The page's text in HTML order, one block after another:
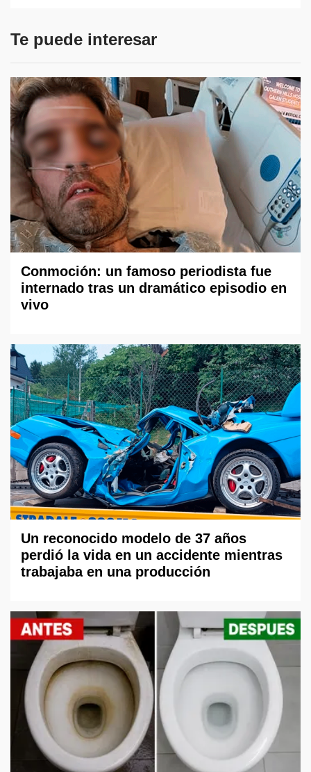
Te puede interesar
Conmoción: un famoso periodista fue
internado tras un dramático episodio en
vivo
Un reconocido modelo de 37 años
perdió la vida en un accidente mientras
trabajaba en una producción